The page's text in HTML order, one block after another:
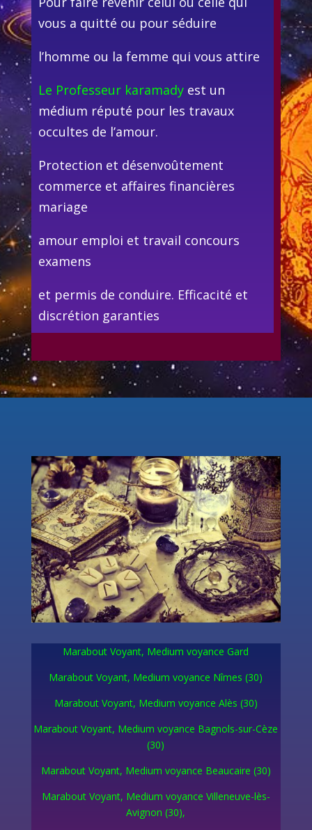
vous a quitté ou pour séduire
l’homme ou la femme qui vous attire
Le Professeur karamadyest un
médium réputé pour les travaux
occultes de l’amour.
Protection et désenvoûtement
commerce et affaires financières
mariage
amour emploi et travail concours
examens
et permis de conduire. Efficacité et
discrétion garanties
Marabout Voyant, Medium voyance Gard
Marabout Voyant, Medium voyance Nîmes (30)
Marabout Voyant, Medium voyance Alès (30)
Marabout Voyant, Medium voyance Bagnols-sur-Cèze
(30)
Marabout Voyant, Medium voyance Beaucaire (30)
Marabout Voyant, Medium voyance Villeneuve-lès-
Avignon (30),